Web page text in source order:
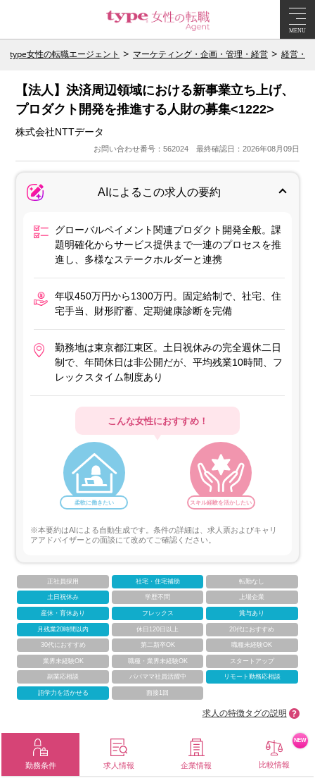
MENU
type女性の転職エージェント マーケティング・企画・管理・経営 経営・
【法人】決済周辺領域における新事業立ち上げ、
プロダクト開発を推進する人財の募集<1222>
株式会社NTTデータ
お問い合わせ番号：562024 最終確認日：2026年08月09日
AIによるこの求人の要約
グローバルペイメント関連プロダクト開発全般。課
題明確化からサービス提供まで一連のプロセスを推
進し、多様なステークホルダーと連携
年収450万円から1300万円。固定給制で、社宅、住
宅手当、財形貯蓄、定期健康診断を完備
勤務地は東京都江東区。土日祝休みの完全週休二日
制で、年間休日は非公開だが、平均残業10時間、フ
レックスタイム制度あり
こんな女性におすすめ！
柔軟に働きたい スキル経験を活かしたい
※本要約はAIによる自動生成です。条件の詳細は、求人票およびキャリ
アアドバイザーとの面談にて改めてご確認ください。
正社員採用 社宅・住宅補助 転勤なし
土日祝休み 学歴不問 上場企業
産休・育休あり フレックス 賞与あり
月残業20時間以内 休日120日以上 20代におすすめ
30代におすすめ 第二新卒OK 職種未経験OK
業界未経験OK 職種・業界未経験OK スタートアップ
副業応相談 パパママ社員活躍中 リモート勤務応相談
語学力を活かせる 面接1回
求人の特徴タグの説明
勤務条件 求人情報 企業情報 比較情報
NEW